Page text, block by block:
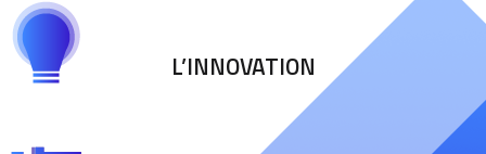
L’INNOVATION